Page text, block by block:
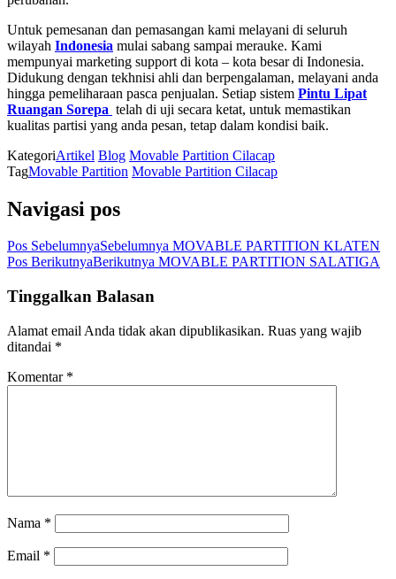
Untuk pemesanan dan pemasangan kami melayani di seluruh
wilayah Indonesia mulai sabang sampai merauke. Kami
mempunyai marketing support di kota – kota besar di Indonesia.
Didukung dengan tekhnisi ahli dan berpengalaman, melayani anda
hingga pemeliharaan pasca penjualan. Setiap sistem Pintu Lipat
Ruangan Sorepa telah di uji secara ketat, untuk memastikan
kualitas partisi yang anda pesan, tetap dalam kondisi baik.
KategoriArtikel Blog Movable Partition Cilacap
TagMovable Partition Movable Partition Cilacap
Navigasi pos
Pos SebelumnyaSebelumnya MOVABLE PARTITION KLATEN
Pos BerikutnyaBerikutnya MOVABLE PARTITION SALATIGA
Tinggalkan Balasan
Alamat email Anda tidak akan dipublikasikan. Ruas yang wajib
ditandai *
Komentar *
Nama *
Email *